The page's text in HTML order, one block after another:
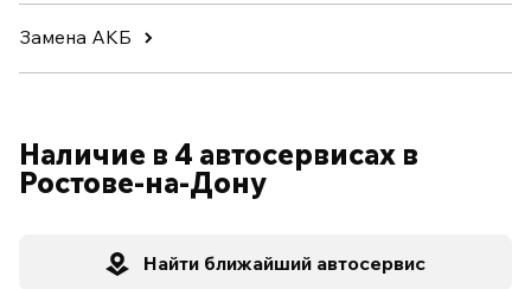
Замена АКБ
Наличие в 4 автосервисах в
Ростове-на-Дону
Найти ближайший автосервис